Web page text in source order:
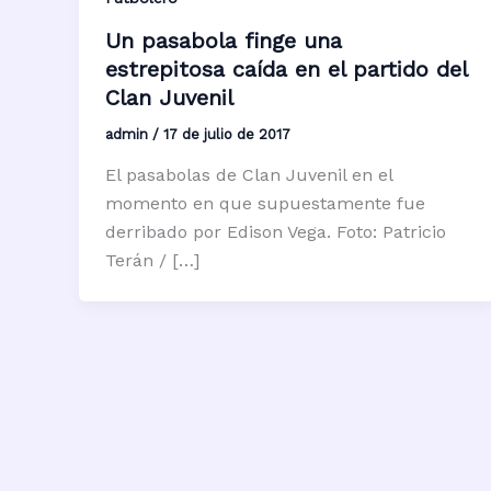
Un pasabola finge una
estrepitosa caída en el partido del
Clan Juvenil
admin / 17 de julio de 2017
El pasabolas de Clan Juvenil en el
momento en que supuestamente fue
derribado por Edison Vega. Foto: Patricio
Terán / […]